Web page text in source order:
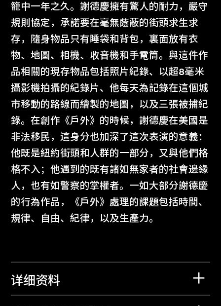
籠中一年之久。謝德慶擁有驚人的耐力，嚴守
規則協定，承諾要在毫無蔭蔽的街頭求生求
存，隨身物品只有睡袋和背包，裏面放有衣
物、地圖、相機、收音機和手電筒。與這件作
品相關的現存物品包括照片紀錄、以超8毫米
攝影機拍攝的紀錄片、他每天為記錄在這個城
市移動的路線而繪製的地圖，以及三張被捕紀
錄。在創作《戶外》的時候，謝德慶在美國是
非法移民，這身分也加深了這次表演的意義：
他既是紐約街頭和人群的一部分，又與他們格
格不入；他遇到的既有諸如無家者的社會邊緣
人，也有如警察的掌權者。一如大部分謝德慶
的行為作品，《戶外》處理的課題包括時間、
規律、自由、紀律，以及生產力。
详细资料